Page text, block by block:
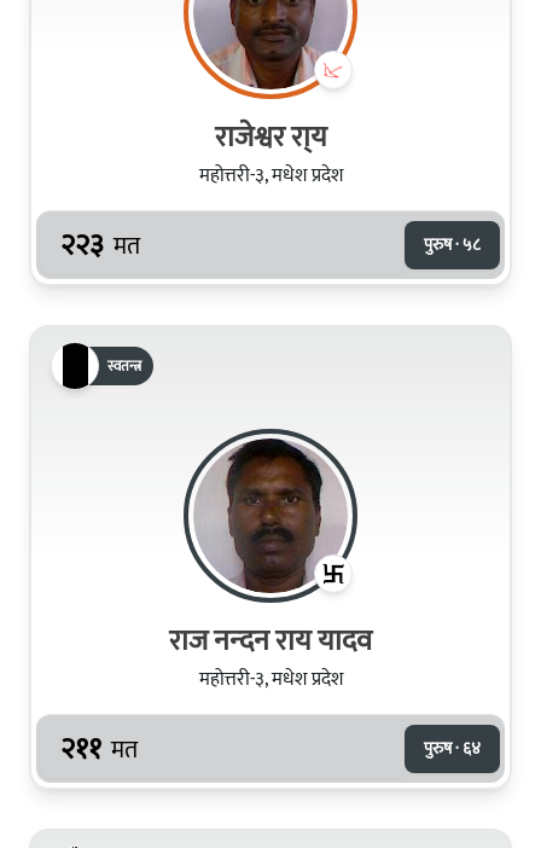
राजेश्वर रा्य
महोत्तरी-३, मधेश प्रदेश
२२३ मत पुरुष · ५८
स्वतन्त्र
राज नन्‍दन राय यादव
महोत्तरी-३, मधेश प्रदेश
२११ मत पुरुष · ६४